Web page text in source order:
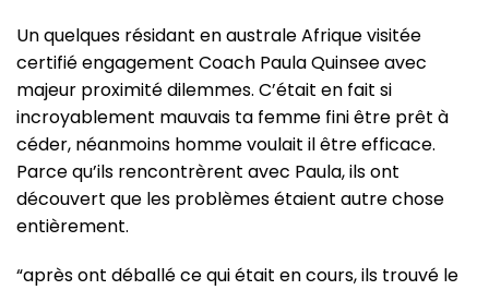
Un quelques résidant en australe Afrique visitée
certifié engagement Coach Paula Quinsee avec
majeur proximité dilemmes. C’était en fait si
incroyablement mauvais ta femme fini être prêt à
céder, néanmoins homme voulait il être efficace.
Parce qu’ils rencontrèrent avec Paula, ils ont
découvert que les problèmes étaient autre chose
entièrement.
“après ont déballé ce qui était en cours, ils trouvé le